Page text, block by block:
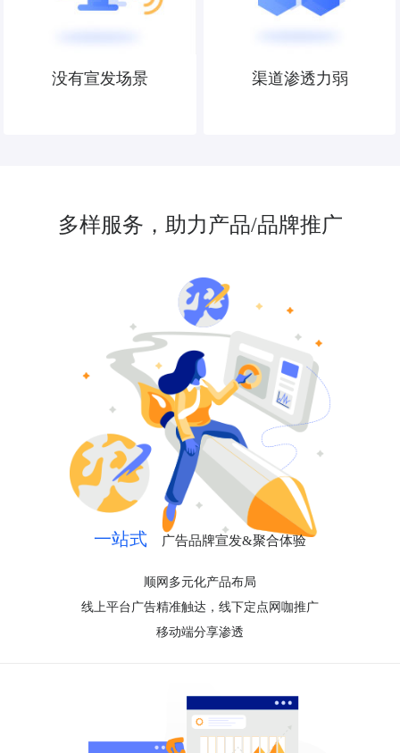
没有宣发场景 渠道渗透力弱
多样服务，助力产品/品牌推广
一站式 广告品牌宣发&聚合体验
顺网多元化产品布局
线上平台广告精准触达，线下定点网咖推广
移动端分享渗透